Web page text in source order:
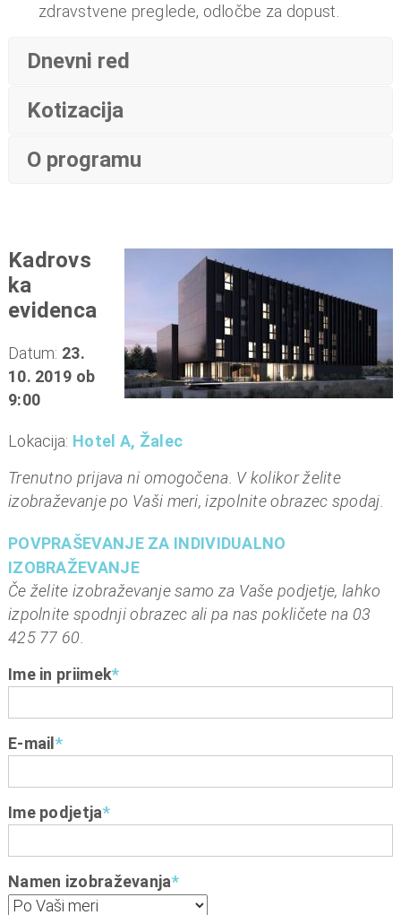
zdravstvene preglede, odločbe za dopust.
Dnevni red
Kotizacija
O programu
Kadrovs
ka
evidenca
Datum: 23.
10. 2019 ob
9:00
Lokacija: Hotel A, Žalec
Trenutno prijava ni omogočena. V kolikor želite
izobraževanje po Vaši meri, izpolnite obrazec spodaj.
POVPRAŠEVANJE ZA INDIVIDUALNO
IZOBRAŽEVANJE
Če želite izobraževanje samo za Vaše podjetje, lahko
izpolnite spodnji obrazec ali pa nas pokličete na 03
425 77 60.
Ime in priimek*
E-mail*
Ime podjetja*
Namen izobraževanja*